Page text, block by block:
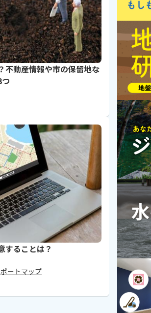
不動産情報や市の保留地な
することは？
ートマップ